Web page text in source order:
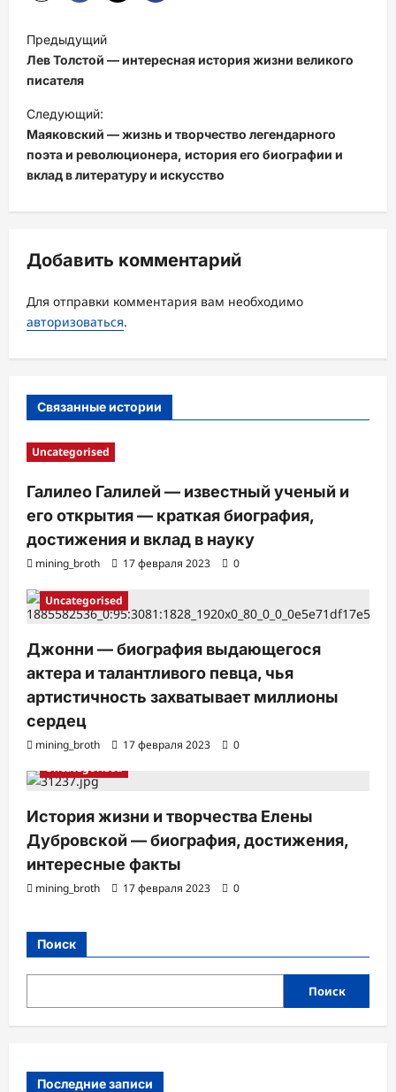
Н
а
в
и
г
а
я
з
а
п
и
Предыдущий
Лев Толстой — интересная история жизни великого
писателя
Следующий:
Маяковский — жизнь и творчество легендарного
поэта и революционера, история его биографии и
вклад в литературу и искусство
Добавить комментарий
Для отправки комментария вам необходимо
авторизоваться.
Связанные истории
Uncategorised
Галилео Галилей — известный ученый и
его открытия — краткая биография,
достижения и вклад в науку
mining_broth 17 февраля 2023 0
Uncategorised
Джонни — биография выдающегося
актера и талантливого певца, чья
артистичность захватывает миллионы
сердец
mining_broth 17 февраля 2023
0
Uncategorised
История жизни и творчества Елены
Дубровской — биография, достижения,
интересные факты
mining_broth 17 февраля 2023 0
Поиск
Поиск
Последние записи